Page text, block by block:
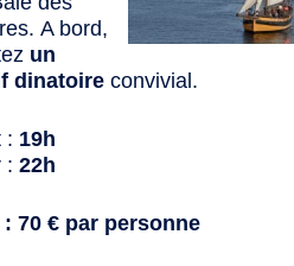
A bord,
un
dinatoire convivial.
: 19h
: 22h
: 70 € par personne